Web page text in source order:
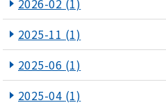
2026-02 (1)
2025-11 (1)
2025-06 (1)
2025-04 (1)